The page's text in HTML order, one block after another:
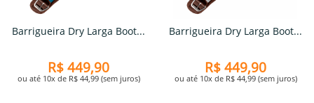
Barrigueira Dry Larga Boot...
R$ 449,90
ou até 10x de R$ 44,99 (sem juros)
Barrigueira Dry Larga Boot...
R$ 449,90
ou até 10x de R$ 44,99 (sem juros)